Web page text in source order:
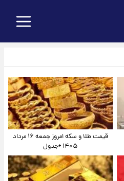
قیمت طلا و سکه امروز جمعه ۱۶ مرداد
۱۴۰۵ +جدول